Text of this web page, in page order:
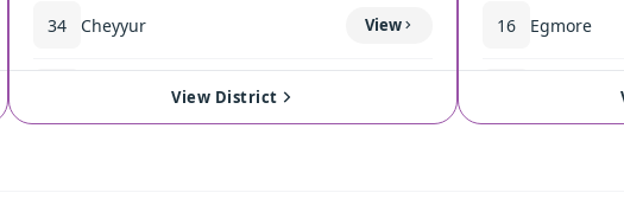
34 Cheyyur View
MadurantakamView District
16 Egmore
Royapuram